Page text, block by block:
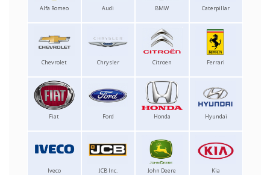
Alfa Romeo Audi BMW Caterpillar
Chevrolet Chrysler Citroen Ferrari
Fiat Ford Honda Hyundai
Iveco JCB Inc. John Deere Kia